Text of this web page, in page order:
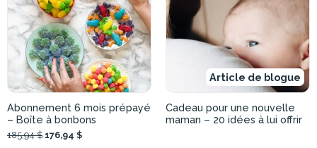
Abonnement 6 mois prépayé
– Boîte à bonbons
185,94 $ 176,94 $
Article de blogue
Cadeau pour une nouvelle
maman – 20 idées à lui offrir